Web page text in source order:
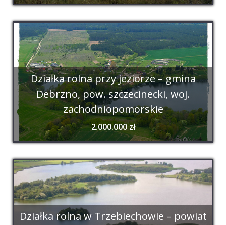
Działka rolna przy jeziorze – gmina
Debrzno, pow. szczecinecki, woj.
zachodniopomorskie
2.000.000 zł
Działka rolna w Trzebiechowie – powiat